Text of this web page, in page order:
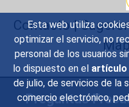
Esta web utiliza
optimizar el servicio, no
personal de los usuarios
lo dispuesto en el artículo
de julio, de servicios de la
comercio electrónico,
Contacto|
Preguntas